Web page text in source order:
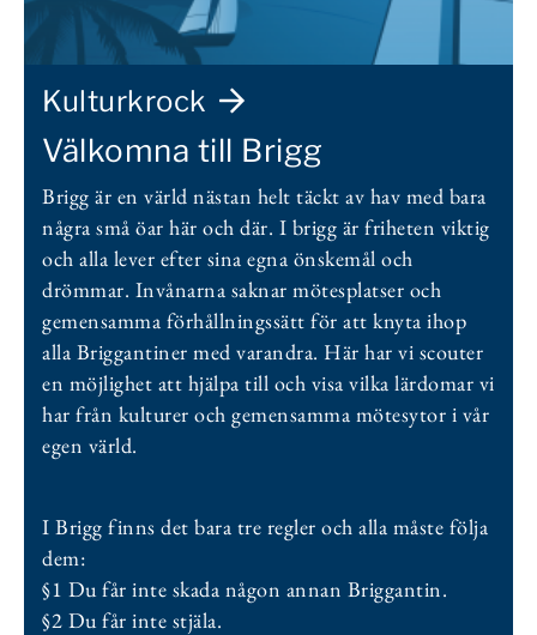
Kulturkrock
Välkomna till Brigg
Brigg är en värld nästan helt täckt av hav med bara
några små öar här och där. I brigg är friheten viktig
och alla lever efter sina egna önskemål och
drömmar. Invånarna saknar mötesplatser och
gemensamma förhållningssätt för att knyta ihop
alla Briggantiner med varandra. Här har vi scouter
en möjlighet att hjälpa till och visa vilka lärdomar vi
har från kulturer och gemensamma mötesytor i vår
egen värld.
I Brigg finns det bara tre regler och alla måste följa
dem:
§1 Du får inte skada någon annan Briggantin.
§2 Du får inte stjäla.